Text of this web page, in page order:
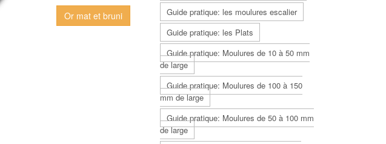
Or mat et bruni
Guide pratique: les moulures escalier
Guide pratique: les Plats
Guide pratique: Moulures de 10 à 50 mm
de large
Guide pratique: Moulures de 100 à 150
mm de large
Guide pratique: Moulures de 50 à 100 mm
de large